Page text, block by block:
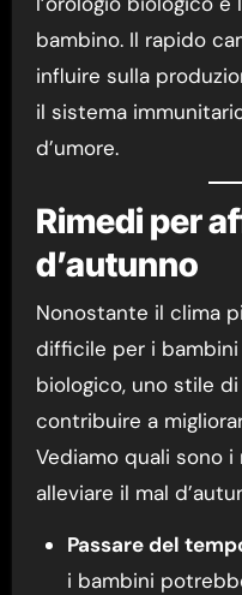
bambino. Il rapido
influire sulla
il sistema
d’umore.
Rimedi per
d’autunno
Nonostante il clima
difficile per i bambini
biologico, uno stile
contribuire a
Vediamo quali sono
alleviare il mal
Passare del
i bambini